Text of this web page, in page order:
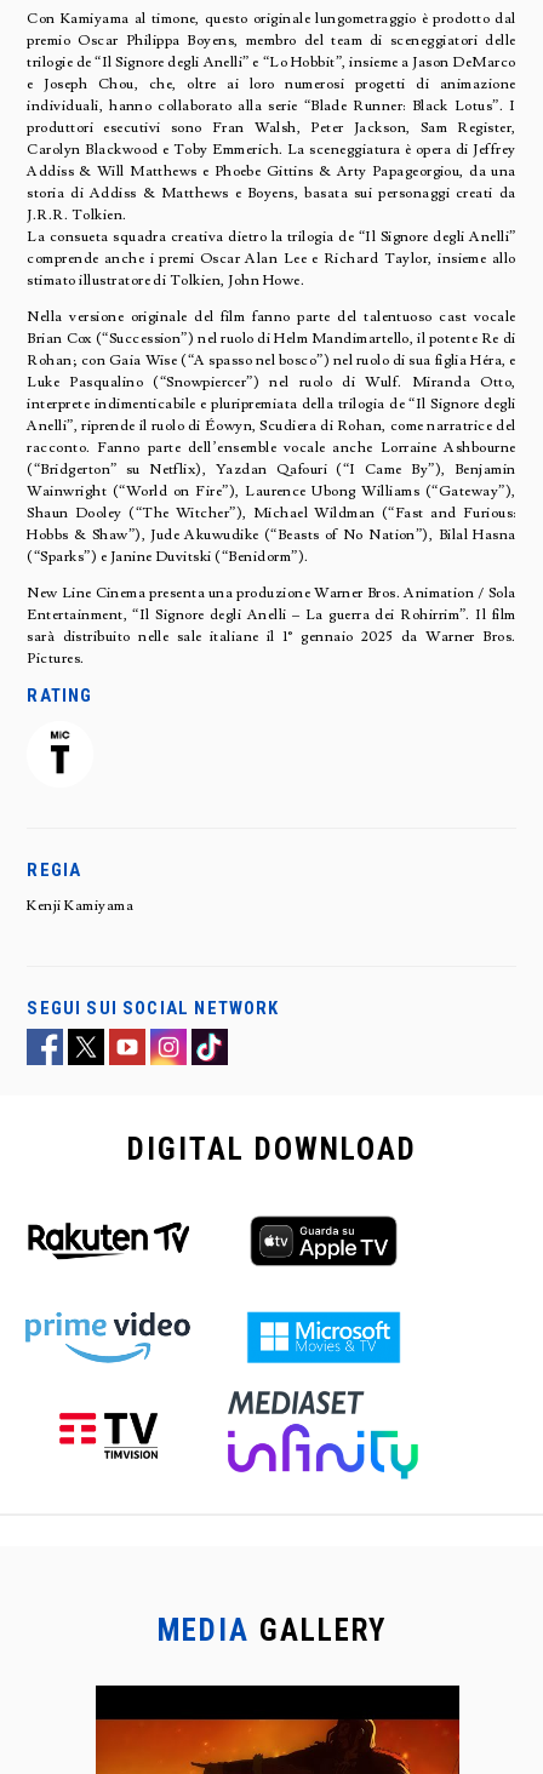
Con Kamiyama al timone, questo originale lungometraggio è prodotto dal
premio Oscar Philippa Boyens, membro del team di sceneggiatori delle
trilogie de “Il Signore degli Anelli” e “Lo Hobbit”, insieme a Jason DeMarco
e Joseph Chou, che, oltre ai loro numerosi progetti di animazione
individuali, hanno collaborato alla serie “Blade Runner: Black Lotus”. I
produttori esecutivi sono Fran Walsh, Peter Jackson, Sam Register,
Carolyn Blackwood e Toby Emmerich. La sceneggiatura è opera di Jeffrey
Addiss & Will Matthews e Phoebe Gittins & Arty Papageorgiou, da una
storia di Addiss & Matthews e Boyens, basata sui personaggi creati da
J.R.R. Tolkien.
La consueta squadra creativa dietro la trilogia de “Il Signore degli Anelli”
comprende anche i premi Oscar Alan Lee e Richard Taylor, insieme allo
stimato illustratore di Tolkien, John Howe.
Nella versione originale del film fanno parte del talentuoso cast vocale
Brian Cox (“Succession”) nel ruolo di Helm Mandimartello, il potente Re di
Rohan; con Gaia Wise (“A spasso nel bosco”) nel ruolo di sua figlia Héra, e
Luke Pasqualino (“Snowpiercer”) nel ruolo di Wulf. Miranda Otto,
interprete indimenticabile e pluripremiata della trilogia de “Il Signore degli
Anelli”, riprende il ruolo di Éowyn, Scudiera di Rohan, come narratrice del
racconto. Fanno parte dell’ensemble vocale anche Lorraine Ashbourne
(“Bridgerton” su Netflix), Yazdan Qafouri (“I Came By”), Benjamin
Wainwright (“World on Fire”), Laurence Ubong Williams (“Gateway”),
Shaun Dooley (“The Witcher”), Michael Wildman (“Fast and Furious:
Hobbs & Shaw”), Jude Akuwudike (“Beasts of No Nation”), Bilal Hasna
(“Sparks”) e Janine Duvitski (“Benidorm”).
New Line Cinema presenta una produzione Warner Bros. Animation / Sola
Entertainment, “Il Signore degli Anelli – La guerra dei Rohirrim”. Il film
sarà distribuito nelle sale italiane il 1° gennaio 2025 da Warner Bros.
Pictures.
RATING
REGIA
Kenji Kamiyama
SEGUI SUI SOCIAL NETWORK
DIGITAL DOWNLOAD
MEDIA GALLERY